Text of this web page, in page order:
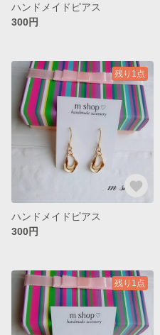
ハンドメイドピアス
300円
残り1点
ハンドメイドピアス
300円
残り1点